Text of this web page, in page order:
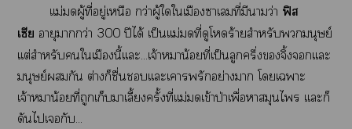
เเม่ผู้ที่อยู่เหนือ กว่าผู้ใใเมืองาเที่มีนามว่า ฟิส
เซีย อายุากว่า 300 ปีได้ เป็นเเม่ที่ดูโร้ายสำหรับมนุษย์
เเต่สำหรับใเมืองนี้เเะ...เจ้าาน้อยที่เป็นลูกครึ่งจิ้งจอกเเะ
มนุษย์กัน ต่างก็ชื่นเเะเารักอย่างา โเาะ
เจ้าาน้อยที่ถูกเก็บมาเลี้ครั้งที่เเม่เข้าป่าเพื่อามุนไ เเะก็
ดันไเกับ...